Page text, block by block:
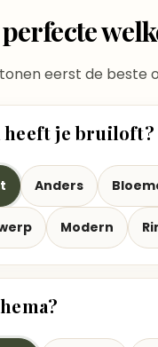
tonen eerst de
heeft je bruiloft?
Anders
Modern